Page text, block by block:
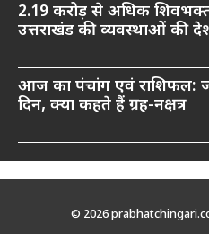
2.19 करोड़ से अधिक
उत्तराखंड की व्यवस्थाओं की
आज का पंचांग एवं राशिफल:
दिन, क्या कहते हैं ग्रह-नक्षत्र
© 2026